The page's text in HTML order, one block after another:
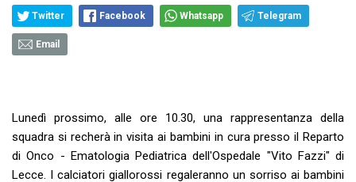
Twitter Facebook Whatsapp Telegram
Email
Lunedì prossimo, alle ore 10.30, una rappresentanza della
squadra si recherà in visita ai bambini in cura presso il Reparto
di Onco - Ematologia Pediatrica dell'Ospedale "Vito Fazzi" di
Lecce. I calciatori giallorossi regaleranno un sorriso ai bambini